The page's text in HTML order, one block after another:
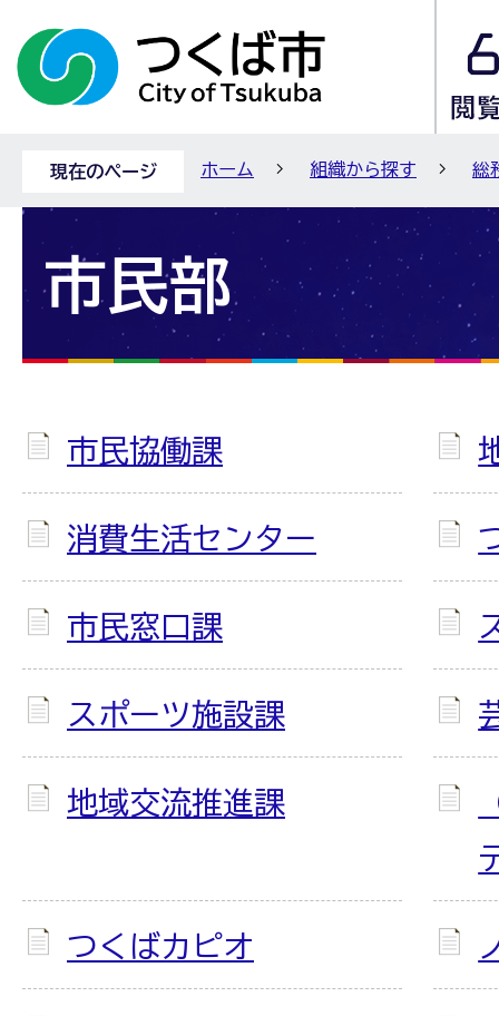
現在のページ ホーム 組織から探す 総
市民部
市民協働課
消費生活センター
市民窓口課
スポーツ施設課
地域交流推進課
つくばカピオ